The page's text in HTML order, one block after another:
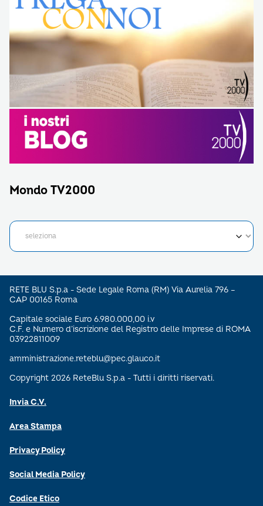
Mondo TV2000
RETE BLU S.p.a - Sede Legale Roma (RM) Via Aurelia 796 –
CAP 00165 Roma
Capitale sociale Euro 6.980.000,00 i.v
C.F. e Numero d’iscrizione del Registro delle Imprese di ROMA
03922811009
amministrazione.reteblu@pec.glauco.it
Copyright 2026 ReteBlu S.p.a - Tutti i diritti riservati.
Invia C.V.
Area Stampa
Privacy Policy
Social Media Policy
Codice Etico